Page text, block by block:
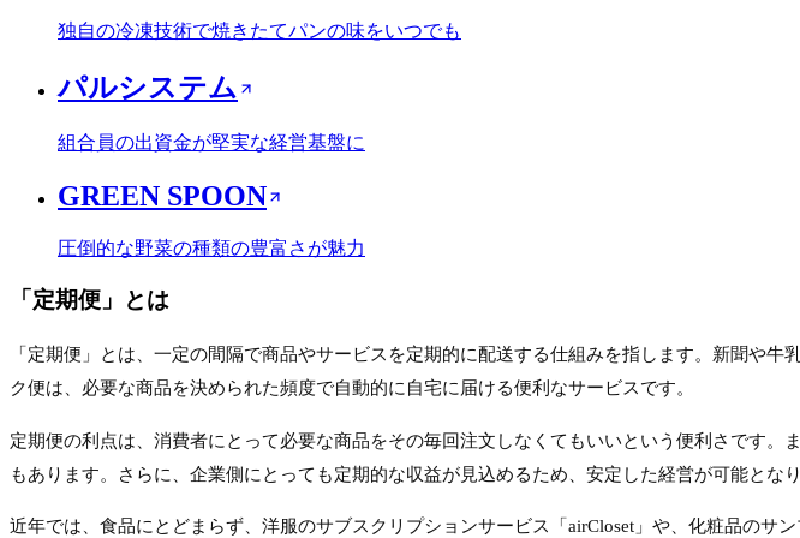
独自の冷凍技術で焼きたてパンの味をいつでも
パルシステム
組合員の出資金が堅実な経営基盤に
GREEN SPOON
圧倒的な野菜の種類の豊富さが魅力
「定期便 」とは
「定期便」とは、一定の間隔で商品やサービスを定期的に配送する仕組みを指します。新聞や
ク便は、必要な商品を決められた頻度で自動的に自宅に届ける便利なサービスです。
定期便の利点は、消費者にとって必要な商品をその毎回注文しなくてもいいという便利さです
もあります。さらに、企業側にとっても定期的な収益が見込めるため、安定した経営が可能となり
近年では、食品にとどまらず、洋服のサブスクリプションサービス「airCloset」や、化粧品の